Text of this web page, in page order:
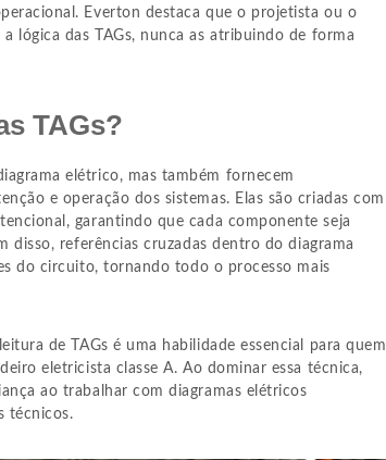
Everton destaca que o projetista ou o
lógica das TAGs, nunca as atribuindo de forma
TAGs?
elétrico, mas também fornecem
e operação dos sistemas. Elas são criadas com
garantindo que cada componente seja
disso, referências cruzadas dentro do diagrama
do circuito, tornando todo o processo mais
de TAGs é uma habilidade essencial para quem
eletricista classe A. Ao dominar essa técnica,
ao trabalhar com diagramas elétricos
técnicos.